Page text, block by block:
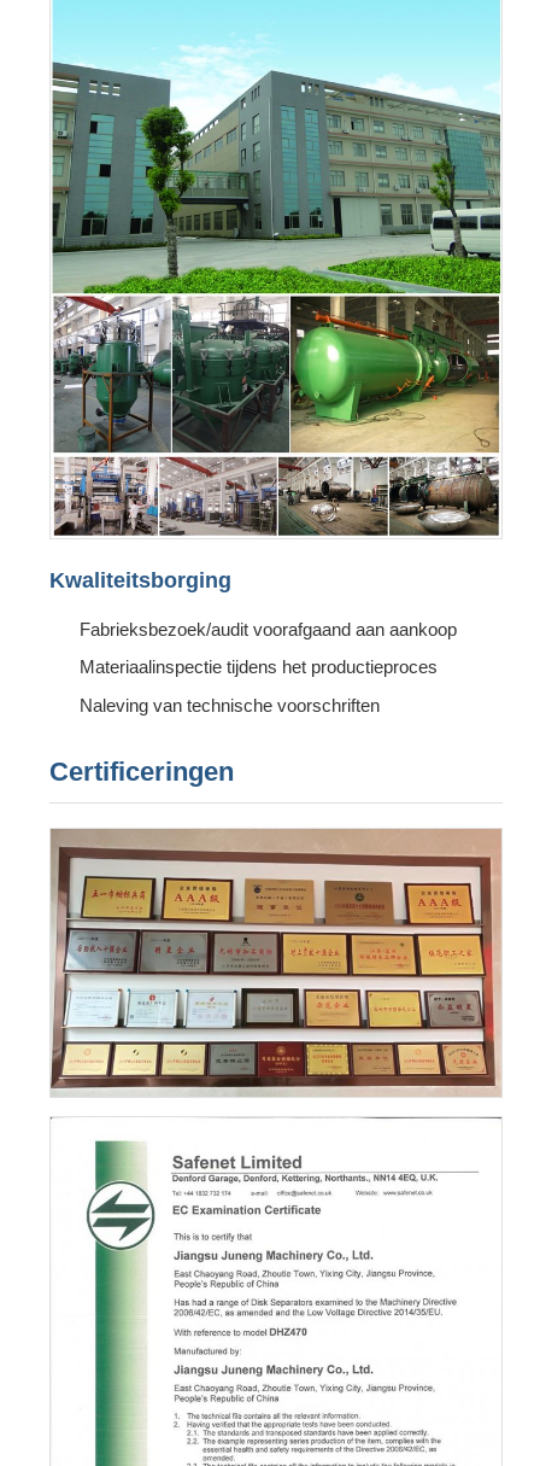
Kwaliteitsborging
Fabrieksbezoek/audit voorafgaand aan aankoop
Materiaalinspectie tijdens het productieproces
Naleving van technische voorschriften
Certificeringen